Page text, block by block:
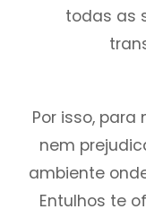
todas as
Por isso,
nem
ambiente
Entulhos te